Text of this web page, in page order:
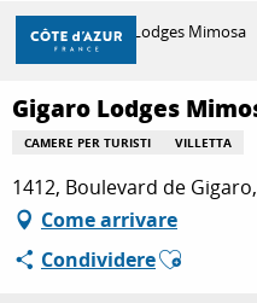
Aller
contenu
principal
SCOPRIRE
PER FARE
Casa Gigaro Lodges Mimosa
Gigaro Lodges
CAMERE PER TURISTI VILLETTA
1412, Boulevard de
Come arrivare
CondividereAjouter